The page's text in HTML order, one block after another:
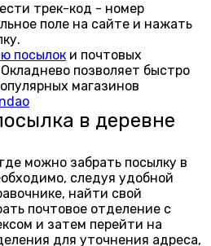
трек-код - номер
поле на сайте и нажать
посылок и почтовых
позволяет быстро
магазинов
в деревне
можно забрать посылку в
следуя удобной
найти свой
почтовое отделение с
и затем перейти на
для уточнения адреса,